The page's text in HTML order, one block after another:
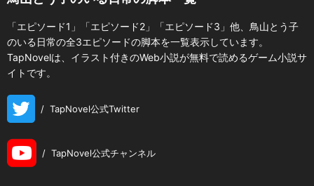
「エピソード1」「エピソード2」「エピソード3」他、鳥山とう子
のいる日常の全3エピソードの脚本を一覧表示しています。
TapNovelは、イラスト付きのWeb小説が無料で読めるゲーム小説サ
イトです。
/ TapNovel公式Twitter
/ TapNovel公式チャンネル